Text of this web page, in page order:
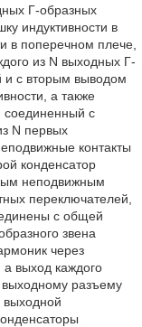
Г-образных
индуктивности в
в поперечном плече,
из N выходных Г-
и с вторым выводом
а также
соединенный с
N первых
контакты
конденсатор
неподвижным
переключателей,
с общей
звена
через
выход каждого
выходному разъему
выходной